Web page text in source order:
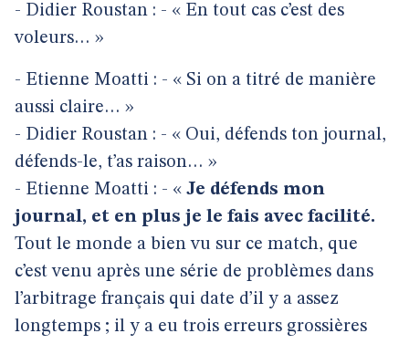
- Didier Roustan : - « En tout cas c’est des
voleurs… »
- Etienne Moatti : - « Si on a titré de manière
aussi claire… »
- Didier Roustan : - « Oui, défends ton journal,
défends-le, t’as raison… »
- Etienne Moatti : - « Je défends mon
journal, et en plus je le fais avec facilité.
Tout le monde a bien vu sur ce match, que
c’est venu après une série de problèmes dans
l’arbitrage français qui date d’il y a assez
longtemps ; il y a eu trois erreurs grossières